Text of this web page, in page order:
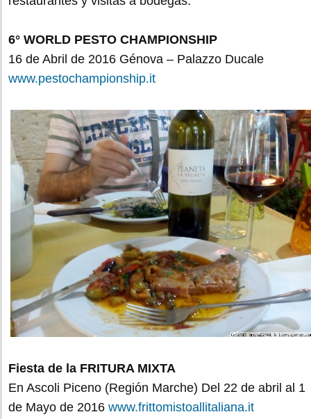
6° WORLD PESTO CHAMPIONSHIP
16 de Abril de 2016 Génova – Palazzo Ducale
www.pestochampionship.it
Fiesta de la FRITURA MIXTA
En Ascoli Piceno (Región Marche) Del 22 de abril al 1
de Mayo de 2016 www.frittomistoallitaliana.it